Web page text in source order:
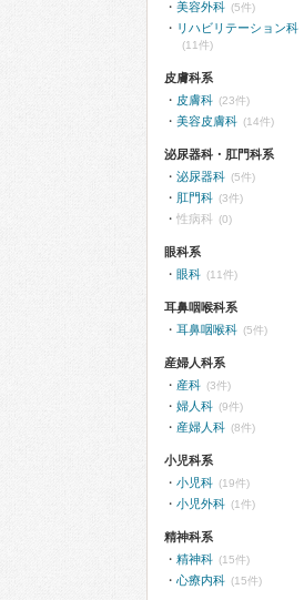
美容外科 (5件)
リハビリテーション科
(11件)
皮膚科系
皮膚科 (23件)
美容皮膚科 (14件)
泌尿器科・肛門科系
泌尿器科 (5件)
肛門科 (3件)
性病科 (0)
眼科系
眼科 (11件)
耳鼻咽喉科系
耳鼻咽喉科 (5件)
産婦人科系
産科 (3件)
婦人科 (9件)
産婦人科 (8件)
小児科系
小児科 (19件)
小児外科 (1件)
精神科系
精神科 (15件)
心療内科 (15件)